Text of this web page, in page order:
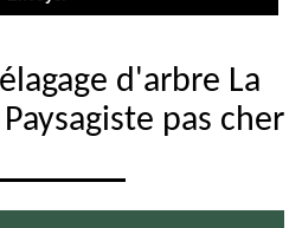
d'arbre La
pas cher